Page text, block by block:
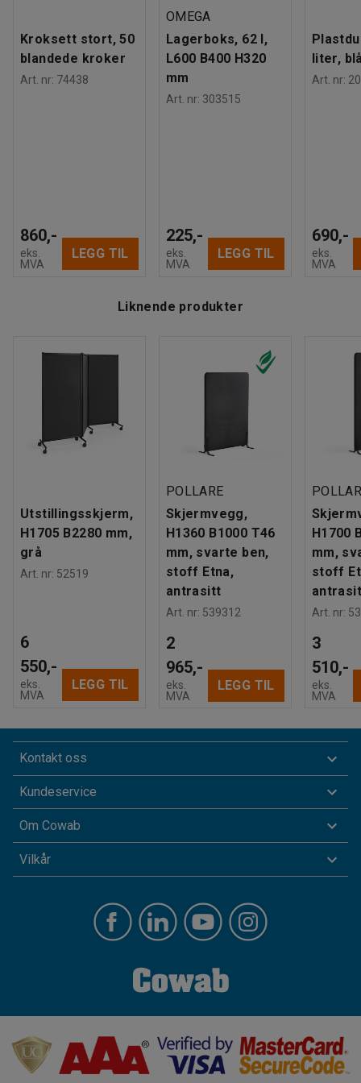
Kroksett stort, 50
blandede kroker
Art. nr: 74438
860,-
eks.
MVA
LEGG TIL
OMEGA
Lagerboks, 62 l,
L600 B400 H320
mm
Art. nr: 303515
225,-
eks.
MVA
LEGG TIL
liter,
Art. nr:
690,-
eks.
MVA
Liknende produkter
Utstillingsskjerm,
H1705 B2280 mm,
grå
Art. nr: 52519
6
550,-
eks.
MVA
LEGG TIL
POLLARE
Skjermvegg,
H1360 B1000 T46
mm, svarte ben,
stoff Etna,
antrasitt
Art. nr: 539312
2
965,-
eks.
MVA
LEGG TIL
H1700
mm,
stoff
Art. nr:
3
510,-
eks.
MVA
Kontakt oss
Kundeservice
Om Cowab
Vilkår